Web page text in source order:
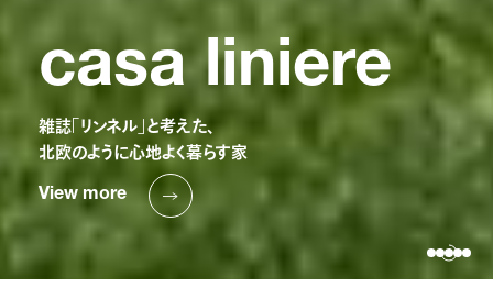
casa liniere
雑誌「リンネル」と考えた、
北欧のように心地よく暮らす家
View more